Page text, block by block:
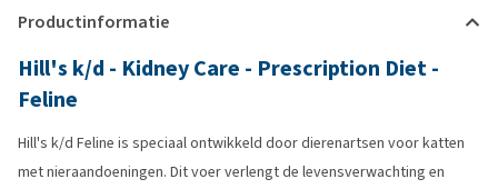
Productinformatie
Hill's k/d - Kidney Care - Prescription Diet -
Feline
Hill's k/d Feline is speciaal ontwikkeld door dierenartsen voor katten
met nieraandoeningen. Dit voer verlengt de levensverwachting en